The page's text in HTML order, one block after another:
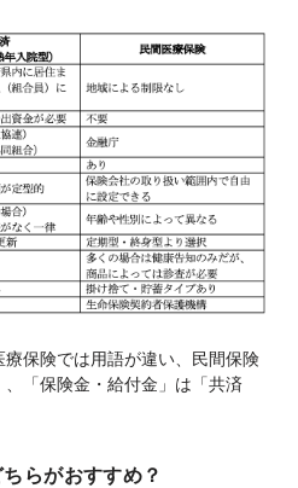
保険では用語が違い、民間保険
「保険金・給付金」は「共済
らがおすすめ？